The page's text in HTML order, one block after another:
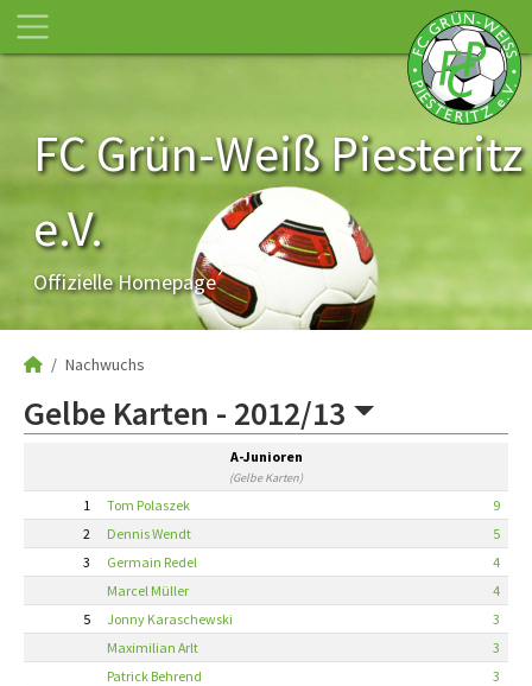
FC Grün-Weiß Piesteritz
e.V.
Offizielle Homepage
Nachwuchs
Gelbe Karten - 2012/13
A-Junioren
(Gelbe Karten)
1 Tom Polaszek
9
2
Dennis Wendt
5
3
Germain Redel
4
Marcel Müller
4
5
Jonny Karaschewski
3
Maximilian Arlt
3
Patrick Behrend
3